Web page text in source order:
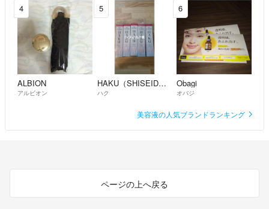
4
ALBION
アルビオン
5
HAKU（SHISEIDO）
ハク
6
Obagi
オバジ
美容液の人気ブランドランキング
ページの上へ戻る